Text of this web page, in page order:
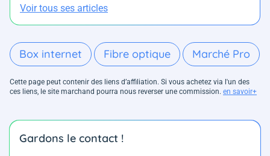
Voir tous ses articles
Box internet Fibre optique Marché Pro
Cette page peut contenir des liens d’affiliation. Si vous achetez via l'un des
ces liens, le site marchand pourra nous reverser une commission. en savoir+
Gardons le contact !